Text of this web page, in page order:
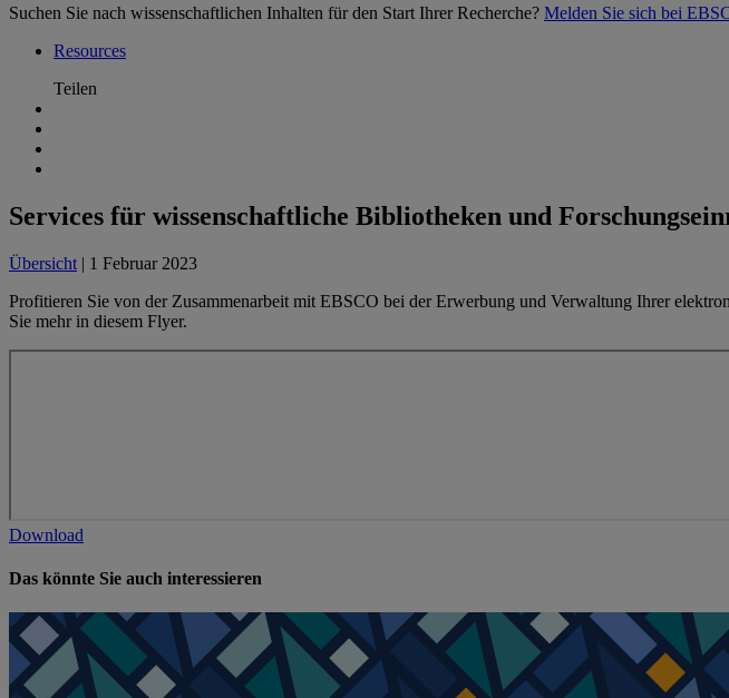
Suchen Sie nach wissenschaftlichen Inhalten für den Start Ihrer Recherche? Melden Sie sich bei
Resources
Teilen
Services für wissenschaftliche Bibliotheken und
Übersicht | 1 Februar 2023
Profitieren Sie von der Zusammenarbeit mit EBSCO bei der Erwerbung und Verwaltung Ihrer
Sie mehr in diesem Flyer.
Download
Das könnte Sie auch interessieren